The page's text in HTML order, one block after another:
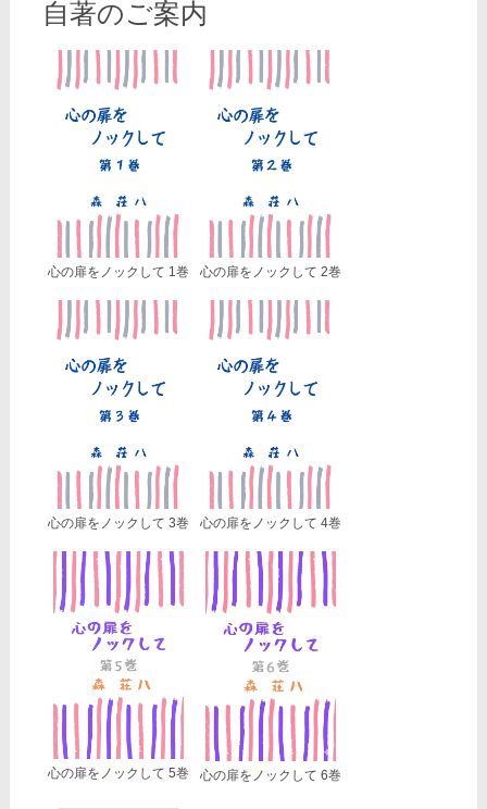
自著のご案内
心の扉をノックして 1巻 心の扉をノックして 2巻
心の扉をノックして 3巻 心の扉をノックして 4巻
心の扉をノックして 5巻 心の扉をノックして 6巻